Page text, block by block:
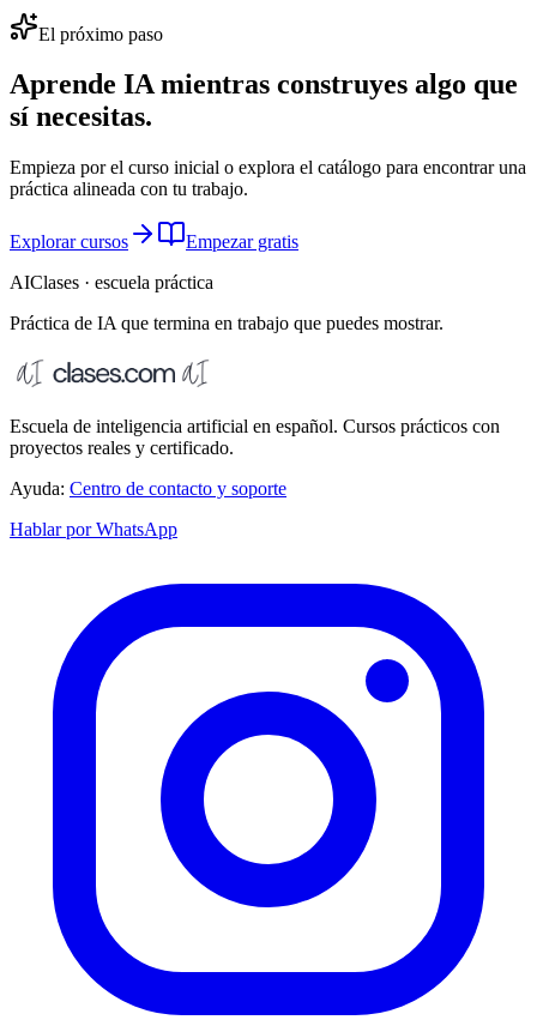
El próximo paso
Aprende IA mientras construyes algo que
sí necesitas.
Empieza por el curso inicial o explora el catálogo para encontrar una
práctica alineada con tu trabajo.
Explorar cursos
Empezar gratis
AIClases · escuela práctica
Práctica de IA que termina en trabajo que puedes mostrar.
Escuela de inteligencia artificial en español. Cursos prácticos con
proyectos reales y certificado.
Ayuda: Centro de contacto y soporte
Hablar por WhatsApp